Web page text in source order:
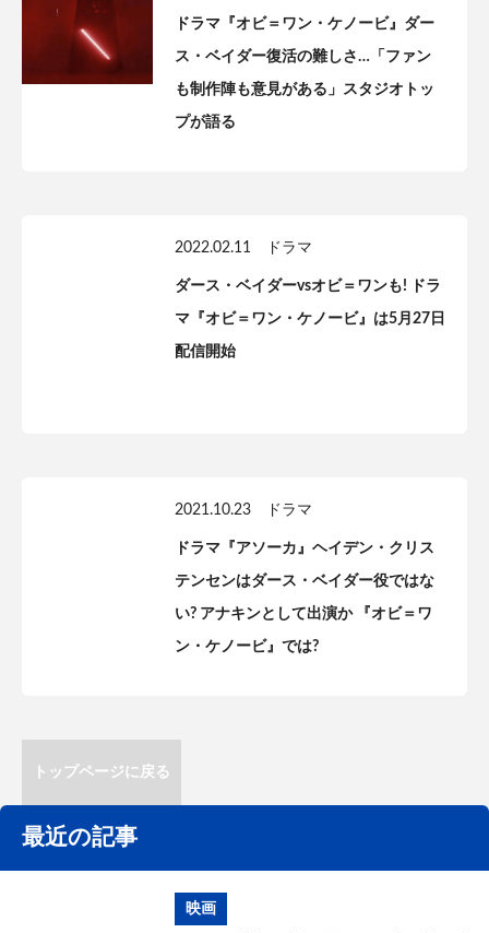
ドラマ『オビ＝ワン・ケノービ』ダー
ス・ベイダー復活の難しさ…「ファン
も制作陣も意見がある」スタジオトッ
プが語る
2022.02.11 ドラマ
ダース・ベイダーvsオビ＝ワンも! ドラ
マ『オビ＝ワン・ケノービ』は5月27日
配信開始
2021.10.23 ドラマ
ドラマ『アソーカ』ヘイデン・クリス
テンセンはダース・ベイダー役ではな
い? アナキンとして出演か 『オビ＝ワ
ン・ケノービ』では?
トップページに戻る
最近の記事
映画